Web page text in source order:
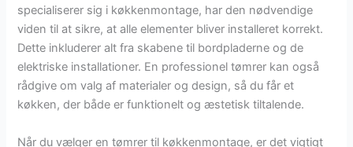
specialiserer sig i køkkenmontage, har den nødvendige
viden til at sikre, at alle elementer bliver installeret korrekt.
Dette inkluderer alt fra skabene til bordpladerne og de
elektriske installationer. En professionel tømrer kan også
rådgive om valg af materialer og design, så du får et
køkken, der både er funktionelt og æstetisk tiltalende.
Når du vælger en tømrer til køkkenmontage, er det vigtigt